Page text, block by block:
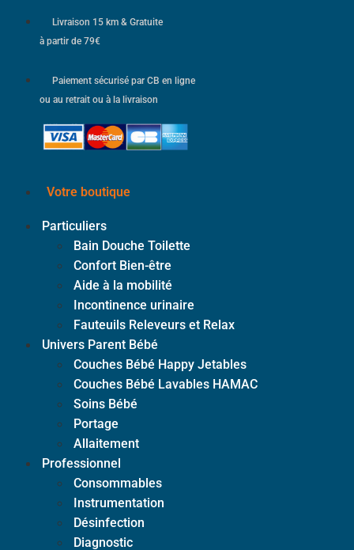
Livraison 15 km & Gratuite
à partir de 79€
Paiement sécurisé par CB en ligne
ou au retrait ou à la livraison
Votre boutique
Particuliers
Bain Douche Toilette
Confort Bien-être
Aide à la mobilité
Incontinence urinaire
Fauteuils Releveurs et Relax
Univers Parent Bébé
Couches Bébé Happy Jetables
Couches Bébé Lavables HAMAC
Soins Bébé
Portage
Allaitement
Professionnel
Consommables
Instrumentation
Désinfection
Diagnostic